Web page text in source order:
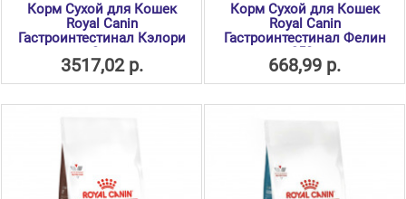
Корм Сухой для Кошек
Royal Canin
Гастроинтестинал Кэлори
2кг
3517,02 р.
Корм Сухой для Кошек
Royal Canin
Гастроинтестинал Фелин
350г
668,99 р.